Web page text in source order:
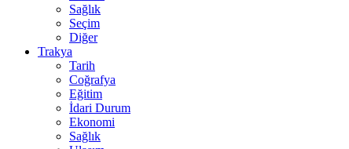
Sağlık
Seçim
Diğer
Trakya
Tarih
Coğrafya
Eğitim
İdari Durum
Ekonomi
Sağlık